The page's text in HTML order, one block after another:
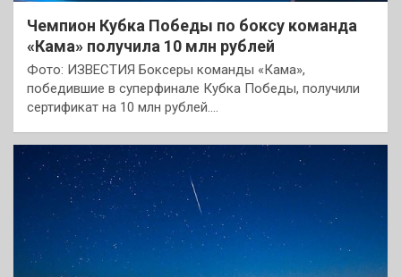
Чемпион Кубка Победы по боксу команда
«Кама» получила 10 млн рублей
Фото: ИЗВЕСТИЯ Боксеры команды «Кама»,
победившие в суперфинале Кубка Победы, получили
сертификат на 10 млн рублей.…